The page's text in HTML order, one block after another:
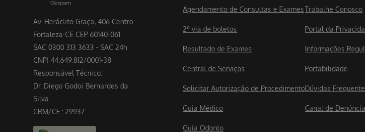
Av. Heráclito Graça, 406 Centro
Fortaleza-CE CEP 60140-061
SAC 0300 313 3633 - SAC 24h
CNPJ 44.649.812/0001-38
Responsável Técnico:
Dr. Diego Godoi Bernardes da
Silva
CRM/CE.: 29937
Agendamento de Consultas e Exames
2º via de boletos
Resultado de Exames
Central de Serviços
Solicitar Autorização de Procedimento
Guia Médico
Guia Odonto
Trabalhe Conosco
Portal da
Informações
Portabilidade
Dúvidas
Canal de